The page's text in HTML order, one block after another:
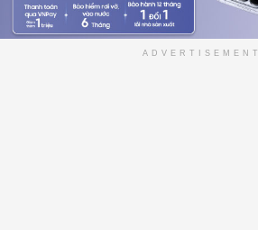
ADVERTISEMENT